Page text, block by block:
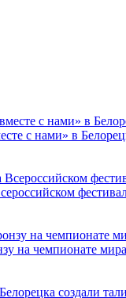
с нами» в
на чемпионате